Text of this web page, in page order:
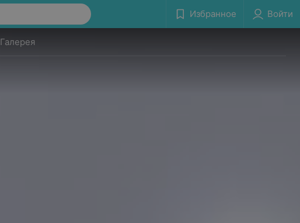
Избранное Войти
Галерея